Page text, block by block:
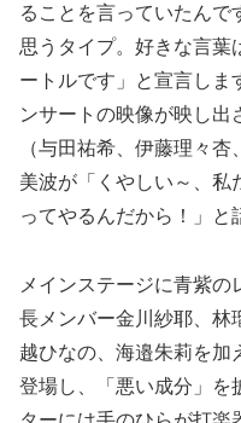
ることを言っていたんで
思うタイプ。好きな言葉
ートルです」と宣言しま
ンサートの映像が映し出
（与田祐希、伊藤理々
美波が「くやしい～、私
ってやるんだから！」と
メインステージに青紫
長メンバー金川紗耶、林
越ひなの、海邉朱莉を加
登場し、「悪い成分」を